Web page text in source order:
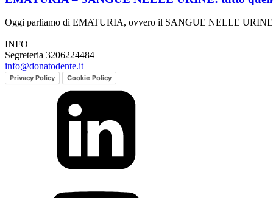
Oggi parliamo di EMATURIA, ovvero il SANGUE NELLE URINE.
INFO
Segreteria 3206224484
info@donatodente.it
Privacy Policy Cookie Policy